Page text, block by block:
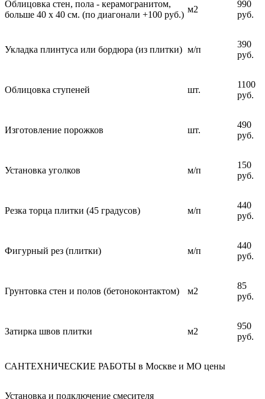
Облицовка стен, пола - керамогранитом,
больше 40 х 40 см. (по диагонали +100 руб.)
м2
990
руб.
Укладка плинтуса или бордюра (из плитки) м/п
390
руб.
Облицовка ступеней шт.
1100
руб.
Изготовление порожков шт.
490
руб.
Установка уголков м/п
150
руб.
Резка торца плитки (45 градусов) м/п
440
руб.
Фигурный рез (плитки) м/п
440
руб.
Грунтовка стен и полов (бетоноконтактом) м2
85
руб.
Затирка швов плитки м2
950
руб.
САНТЕХНИЧЕСКИЕ РАБОТЫ в Москве и МО цены
Установка и подключение смесителя